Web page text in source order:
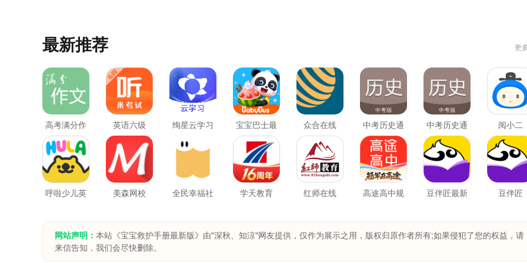
最新推荐 更
高考满分作
文
英语六级 绚星云学习
宝宝巴士最
新版
众合在线
中考历史通
最新版
中考历史通 阅小二
呼啦少儿英
美森网校 全民幸福社 学天教育 红师在线
高途高中规
豆伴匠最新
豆伴匠
网站声明： 本站《宝宝救护手册最新版》由"深秋、知涼"网友提供，仅作为展示之用，版权归原作者所有;如果侵犯了您的权益，请
来信告知，我们会尽快删除。